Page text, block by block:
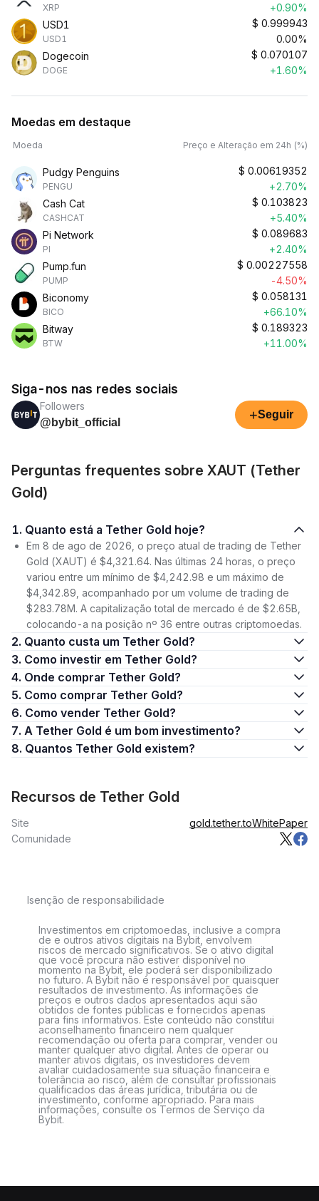
XRP
+0.90%
USD1
USD1
$ 0.999943
0.00%
Dogecoin
DOGE
$ 0.070107
+1.60%
Moedas em destaque
Moeda Preço e Alteração em 24h (%)
Pudgy Penguins
PENGU
$ 0.00619352
+2.70%
Cash Cat
CASHCAT
$ 0.103823
+5.40%
Pi Network
PI
$ 0.089683
+2.40%
Pump.fun
PUMP
$ 0.00227558
-4.50%
Biconomy
BICO
$ 0.058131
+66.10%
Bitway
BTW
$ 0.189323
+11.00%
Siga-nos nas redes sociais
Followers
@bybit_official
+Seguir
Perguntas frequentes sobre XAUT (Tether
Gold)
1. Quanto está a Tether Gold hoje?
Em 8 de ago de 2026, o preço atual de trading de Tether
Gold (XAUT) é $4,321.64. Nas últimas 24 horas, o preço
variou entre um mínimo de $4,242.98 e um máximo de
$4,342.89, acompanhado por um volume de trading de
$283.78M. A capitalização total de mercado é de $2.65B,
colocando-a na posição nº 36 entre outras criptomoedas.
2. Quanto custa um Tether Gold?
3. Como investir em Tether Gold?
4. Onde comprar Tether Gold?
5. Como comprar Tether Gold?
6. Como vender Tether Gold?
7. A Tether Gold é um bom investimento?
8. Quantos Tether Gold existem?
Recursos de Tether Gold
Site gold.tether.toWhitePaper
Comunidade
Isenção de responsabilidade
Investimentos em criptomoedas, inclusive a compra
de e outros ativos digitais na Bybit, envolvem
riscos de mercado significativos. Se o ativo digital
que você procura não estiver disponível no
momento na Bybit, ele poderá ser disponibilizado
no futuro. A Bybit não é responsável por quaisquer
resultados de investimento. As informações de
preços e outros dados apresentados aqui são
obtidos de fontes públicas e fornecidos apenas
para fins informativos. Este conteúdo não constitui
aconselhamento financeiro nem qualquer
recomendação ou oferta para comprar, vender ou
manter qualquer ativo digital. Antes de operar ou
manter ativos digitais, os investidores devem
avaliar cuidadosamente sua situação financeira e
tolerância ao risco, além de consultar profissionais
qualificados das áreas jurídica, tributária ou de
investimento, conforme apropriado. Para mais
informações, consulte os Termos de Serviço da
Bybit.